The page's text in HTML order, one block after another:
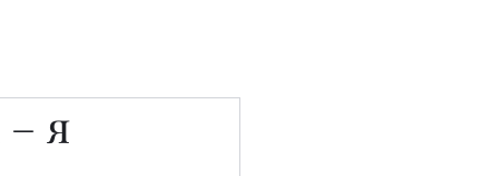
я